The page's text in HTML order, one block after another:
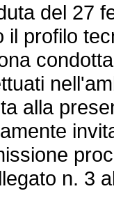
del 27
il profilo
alla
n. 3